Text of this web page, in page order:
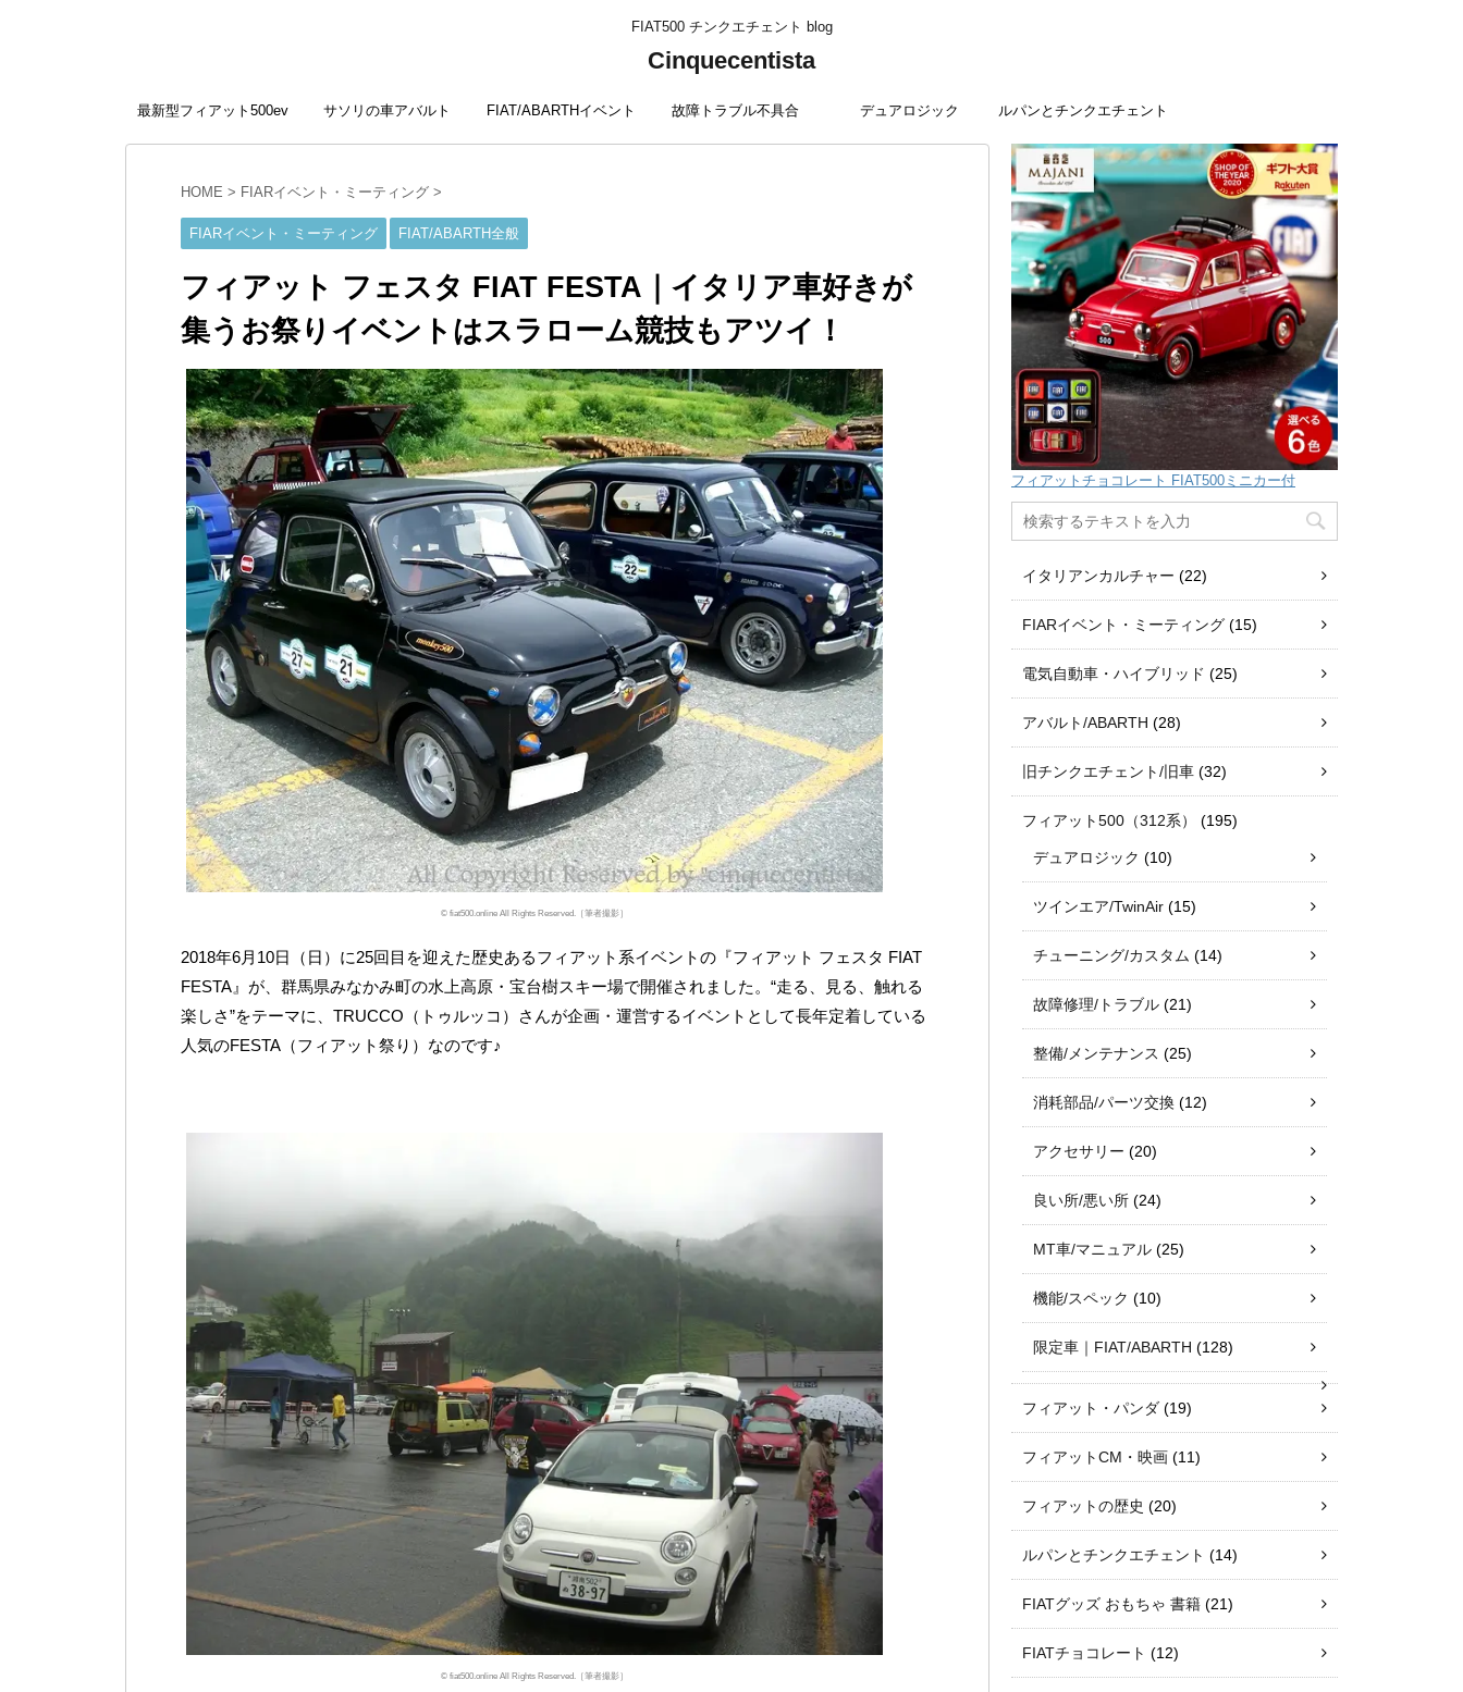
FIAT500 チンクエチェント blog
Cinquecentista
最新型フィアット500ev サソリの車アバルト FIAT/ABARTHイベント 故障トラブル不具合 デュアロジック ルパンとチンクエチェント
HOME > FIARイベント・ミーティング >
FIARイベント・ミーティング FIAT/ABARTH全般
フィアット フェスタ FIAT FESTA｜イタリア車好きが
集うお祭りイベントはスラローム競技もアツイ！
© fiat500.online All Rights Reserved.［筆者撮影］
2018年6月10日（日）に25回目を迎えた歴史あるフィアット系イベントの『フィアット フェスタ FIAT
FESTA』が、群馬県みなかみ町の水上高原・宝台樹スキー場で開催されました。“走る、見る、触れる
楽しさ”をテーマに、TRUCCO（トゥルッコ）さんが企画・運営するイベントとして長年定着している
人気のFESTA（フィアット祭り）なのです♪
© fiat500.online All Rights Reserved.［筆者撮影］
フィアットチョコレート FIAT500ミニカー付
イタリアンカルチャー (22)
FIARイベント・ミーティング (15)
電気自動車・ハイブリッド (25)
アバルト/ABARTH (28)
旧チンクエチェント/旧車 (32)
フィアット500（312系） (195)
デュアロジック (10)
ツインエア/TwinAir (15)
チューニング/カスタム (14)
故障修理/トラブル (21)
整備/メンテナンス (25)
消耗部品/パーツ交換 (12)
アクセサリー (20)
良い所/悪い所 (24)
MT車/マニュアル (25)
機能/スペック (10)
限定車｜FIAT/ABARTH (128)
フィアット・パンダ (19)
フィアットCM・映画 (11)
フィアットの歴史 (20)
ルパンとチンクエチェント (14)
FIATグッズ おもちゃ 書籍 (21)
FIATチョコレート (12)